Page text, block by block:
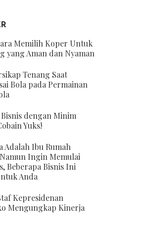
Memilih Koper Untuk
yang Aman dan Nyaman
Tenang Saat
Bola pada Permainan
dengan Minim
Yuks!
Adalah Ibu Rumah
Ingin Memulai
Beberapa Bisnis Ini
Anda
Kepresidenan
Mengungkap Kinerja